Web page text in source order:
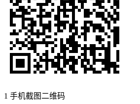
1 手机截图二维码